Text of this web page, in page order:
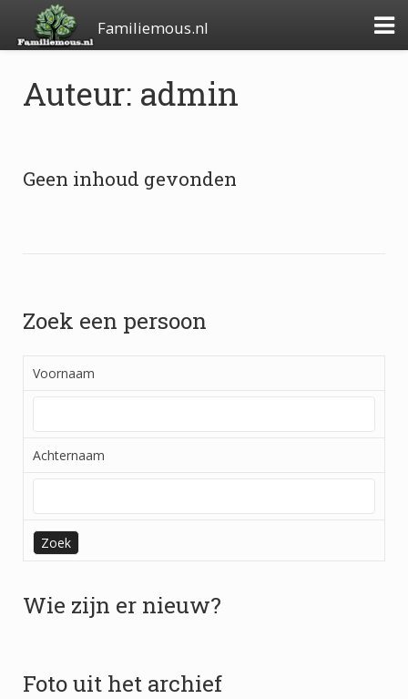
Familiemous.nl
Foto’s
Gezocht
Auteur: admin
Geen inhoud gevonden
Zoek een persoon
Voornaam
Achternaam
Wie zijn er nieuw?
Foto uit het archief